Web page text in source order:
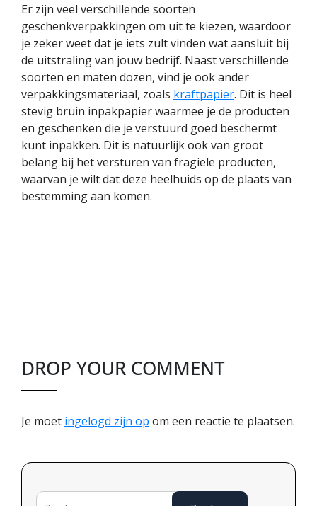
Er zijn veel verschillende soorten
geschenkverpakkingen om uit te kiezen, waardoor
je zeker weet dat je iets zult vinden wat aansluit bij
de uitstraling van jouw bedrijf. Naast verschillende
soorten en maten dozen, vind je ook ander
verpakkingsmateriaal, zoals kraftpapier. Dit is heel
stevig bruin inpakpapier waarmee je de producten
en geschenken die je verstuurd goed beschermt
kunt inpakken. Dit is natuurlijk ook van groot
belang bij het versturen van fragiele producten,
waarvan je wilt dat deze heelhuids op de plaats van
bestemming aan komen.
DROP YOUR COMMENT
Je moet ingelogd zijn op om een reactie te plaatsen.
Zoeken